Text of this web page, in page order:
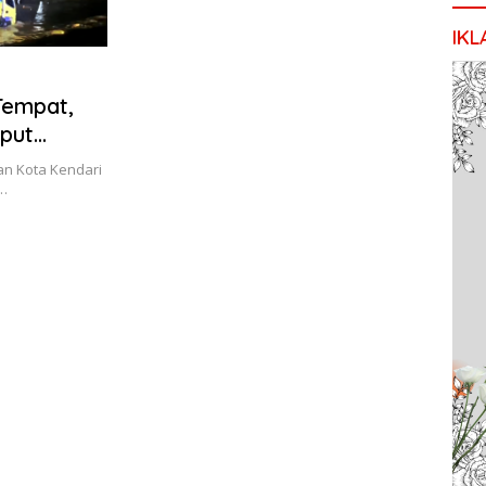
Kota Kendari